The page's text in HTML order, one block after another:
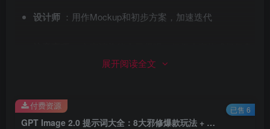
设计师 ：用作Mockup和初步方案，加速迭代
书法仍可能存在细微误差。商用请注意版权合规，建议开通
“执行”交给AI，让你专注创意和策略
展开阅读全文
GPT Image 2.0 提示词大全：8大邪修爆款玩法 + 电商/教育/设计实操指南（附提示词模板+Skill）
付费资源 已售 6